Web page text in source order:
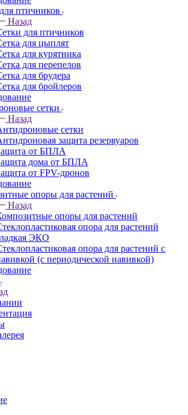
птичников
Назад
для птичников
для цыплят
для курятника
для перепелов
для брудера
для бройлеров
сетки
Назад
сетки
защита резервуаров
от БПЛА
дома от БПЛА
от FPV-дронов
опоры для растений
Назад
опоры для растений
опора для растений
ЭКО
опора для растений с
(с периодической навивкой)